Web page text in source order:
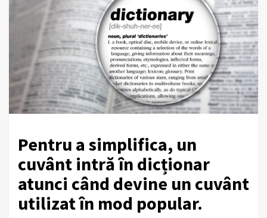
Pentru a simplifica, un
cuvânt intră în dicționar
atunci când devine un cuvânt
utilizat în mod popular.